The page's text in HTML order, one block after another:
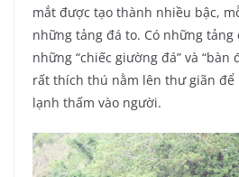
mắt được tạo thành nhiều bậc,
những tảng đá to. Có những tảng
những “chiếc giường đá” và “bàn
rất thích thú nằm lên thư giãn
lạnh thấm vào người.